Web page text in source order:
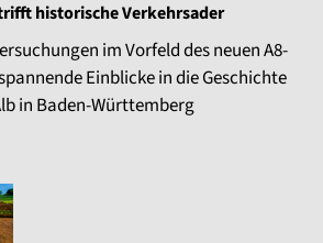
historische Verkehrsader
im Vorfeld des neuen A8-
Einblicke in die Geschichte
in Baden-Württemberg